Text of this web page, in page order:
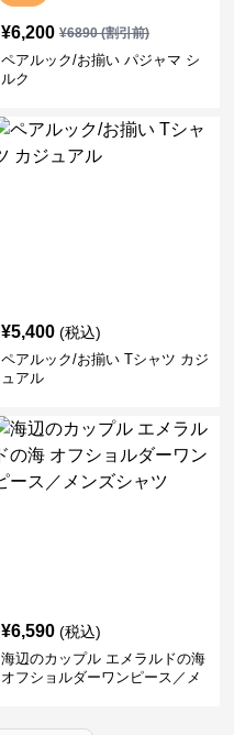
¥6,200 ¥6890(割引前)
ペアルック/お揃い パジャマ シ
ルク
¥5,400 (税込)
ペアルック/お揃い Tシャツ カジ
ュアル
¥6,590 (税込)
海辺のカップル エメラルドの海
オフショルダーワンピース／メ